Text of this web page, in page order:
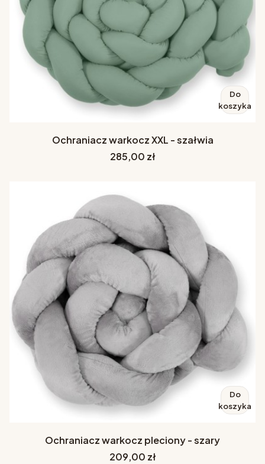
Do
koszyka
Ochraniacz warkocz XXL - szałwia
Cena
285,00 zł
Do
koszyka
Ochraniacz warkocz pleciony - szary
Cena
209,00 zł